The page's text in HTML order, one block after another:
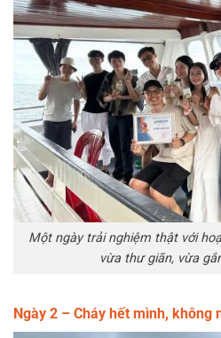
Một ngày trải nghiệm thật với
vừa thư giãn, vừa
Ngày 2 – Cháy hết mình, không